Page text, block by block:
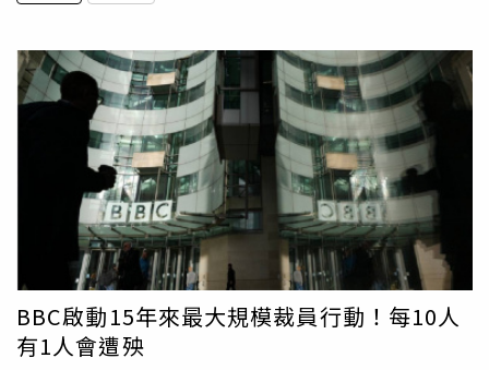
BBC啟動15年來最大規模裁員行動！每10人
有1人會遭殃